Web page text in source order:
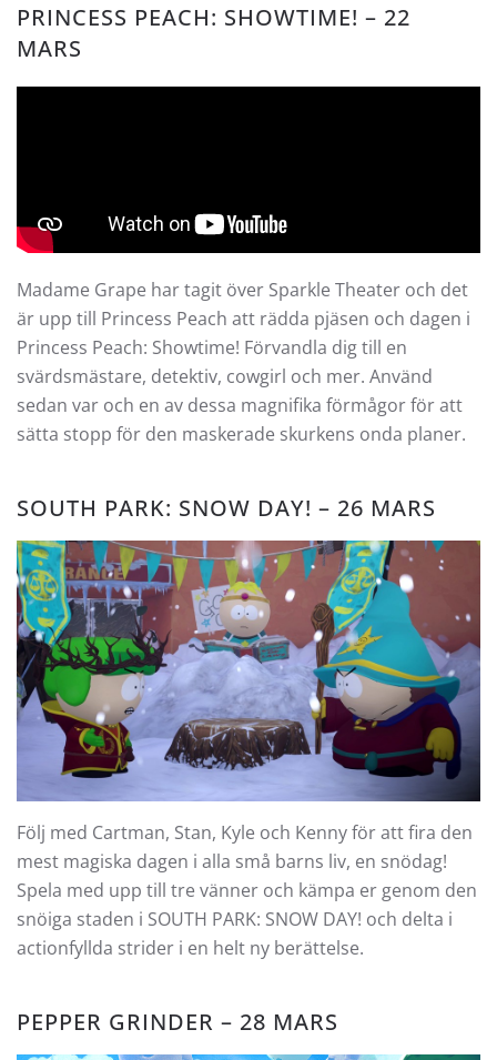
PRINCESS PEACH: SHOWTIME! – 22
MARS
Madame Grape har tagit över Sparkle Theater och det
är upp till Princess Peach att rädda pjäsen och dagen i
Princess Peach: Showtime! Förvandla dig till en
svärdsmästare, detektiv, cowgirl och mer. Använd
sedan var och en av dessa magnifika förmågor för att
sätta stopp för den maskerade skurkens onda planer.
SOUTH PARK: SNOW DAY! – 26 MARS
Följ med Cartman, Stan, Kyle och Kenny för att fira den
mest magiska dagen i alla små barns liv, en snödag!
Spela med upp till tre vänner och kämpa er genom den
snöiga staden i SOUTH PARK: SNOW DAY! och delta i
actionfyllda strider i en helt ny berättelse.
PEPPER GRINDER – 28 MARS